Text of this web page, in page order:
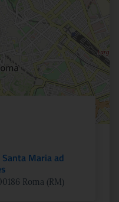
Maria ad
Roma (RM)